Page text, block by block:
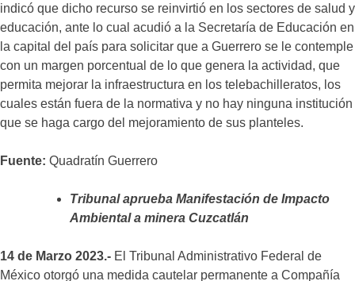
indicó que dicho recurso se reinvirtió en los sectores de salud y
educación, ante lo cual acudió a la Secretaría de Educación en
la capital del país para solicitar que a Guerrero se le contemple
con un margen porcentual de lo que genera la actividad, que
permita mejorar la infraestructura en los telebachilleratos, los
cuales están fuera de la normativa y no hay ninguna institución
que se haga cargo del mejoramiento de sus planteles.
Fuente: Quadratín Guerrero
Tribunal aprueba Manifestación de Impacto
Ambiental a minera Cuzcatlán
14 de Marzo 2023.- El Tribunal Administrativo Federal de
México otorgó una medida cautelar permanente a Compañía